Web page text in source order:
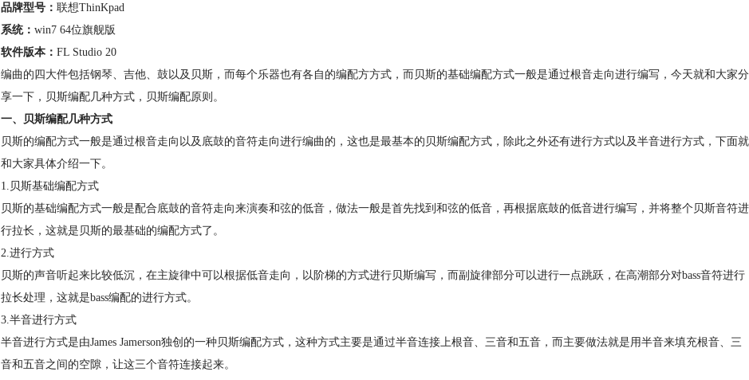
品牌型号： 联想ThinKpad
系统： win7 64位旗舰版
软件版本： FL Studio 20
编曲的四大件包括钢琴、吉他、鼓以及贝斯，而每个乐器也有各自的编配方方式，而贝斯的基础编配方式一般是通过根音走向进行编写，今天就和大家分
享一下，贝斯编配几种方式，贝斯编配原则。
一、贝斯编配几种方式
贝斯的编配方式一般是通过根音走向以及底鼓的音符走向进行编曲的，这也是最基本的贝斯编配方式，除此之外还有进行方式以及半音进行方式，下面就
和大家具体介绍一下。
1.贝斯基础编配方式
贝斯的基础编配方式一般是配合底鼓的音符走向来演奏和弦的低音，做法一般是首先找到和弦的低音，再根据底鼓的低音进行编写，并将整个贝斯音符进
行拉长，这就是贝斯的最基础的编配方式了。
2.进行方式
贝斯的声音听起来比较低沉，在主旋律中可以根据低音走向，以阶梯的方式进行贝斯编写，而副旋律部分可以进行一点跳跃，在高潮部分对bass音符进行
拉长处理，这就是bass编配的进行方式。
3.半音进行方式
半音进行方式是由James Jamerson独创的一种贝斯编配方式，这种方式主要是通过半音连接上根音、三音和五音，而主要做法就是用半音来填充根音、三
音和五音之间的空隙，让这三个音符连接起来。